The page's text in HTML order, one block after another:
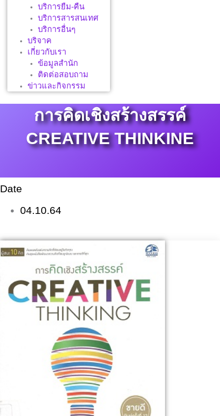
บริการยืม-คืน
บริการสารสนเทศ
บริการอื่นๆ
บริจาค
เกี่ยวกับเรา
ข้อมูลสำนัก
ติดต่อสอบถาม
ข่าวและกิจกรรม
การคิดเชิงสร้างสรรค์
CREATIVE THINKINE
Date
04.10.64